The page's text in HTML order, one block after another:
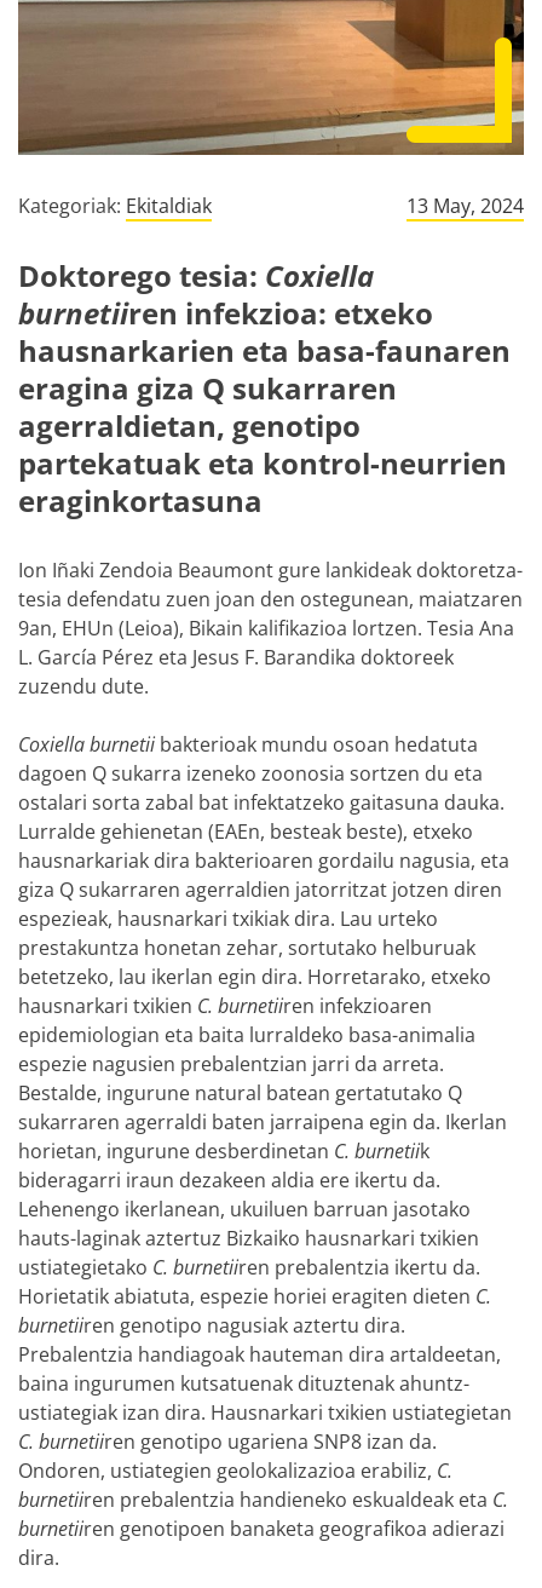
Kategoriak: Ekitaldiak 13 May, 2024
Doktorego tesia: Coxiella
burnetiiren infekzioa: etxeko
hausnarkarien eta basa-faunaren
eragina giza Q sukarraren
agerraldietan, genotipo
partekatuak eta kontrol-neurrien
eraginkortasuna
Ion Iñaki Zendoia Beaumont gure lankideak doktoretza-
tesia defendatu zuen joan den ostegunean, maiatzaren
9an, EHUn (Leioa), Bikain kalifikazioa lortzen. Tesia Ana
L. García Pérez eta Jesus F. Barandika doktoreek
zuzendu dute.
Coxiella burnetii bakterioak mundu osoan hedatuta
dagoen Q sukarra izeneko zoonosia sortzen du eta
ostalari sorta zabal bat infektatzeko gaitasuna dauka.
Lurralde gehienetan (EAEn, besteak beste), etxeko
hausnarkariak dira bakterioaren gordailu nagusia, eta
giza Q sukarraren agerraldien jatorritzat jotzen diren
espezieak, hausnarkari txikiak dira. Lau urteko
prestakuntza honetan zehar, sortutako helburuak
betetzeko, lau ikerlan egin dira. Horretarako, etxeko
hausnarkari txikien C. burnetiiren infekzioaren
epidemiologian eta baita lurraldeko basa-animalia
espezie nagusien prebalentzian jarri da arreta.
Bestalde, ingurune natural batean gertatutako Q
sukarraren agerraldi baten jarraipena egin da. Ikerlan
horietan, ingurune desberdinetan C. burnetiik
bideragarri iraun dezakeen aldia ere ikertu da.
Lehenengo ikerlanean, ukuiluen barruan jasotako
hauts-laginak aztertuz Bizkaiko hausnarkari txikien
ustiategietako C. burnetiiren prebalentzia ikertu da.
Horietatik abiatuta, espezie horiei eragiten dieten C.
burnetiiren genotipo nagusiak aztertu dira.
Prebalentzia handiagoak hauteman dira artaldeetan,
baina ingurumen kutsatuenak dituztenak ahuntz-
ustiategiak izan dira. Hausnarkari txikien ustiategietan
C. burnetiiren genotipo ugariena SNP8 izan da.
Ondoren, ustiategien geolokalizazioa erabiliz, C.
burnetiiren prebalentzia handieneko eskualdeak eta C.
burnetiiren genotipoen banaketa geografikoa adierazi
dira.